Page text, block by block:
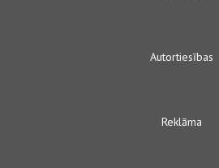
Autortiesības
Reklāma